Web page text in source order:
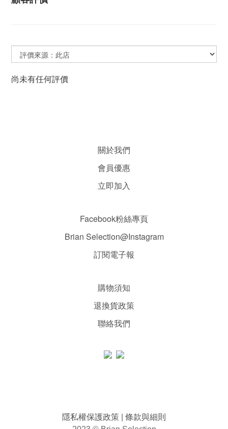
尚未有任何評價
關於我們
會員優惠
立即加入
Facebook粉絲專頁
Brian Selection@Instagram
訂閱電子報
購物須知
退換貨政策
聯絡我們
隱私權保護政策 條款與細則